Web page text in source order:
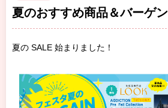
夏のおすすめ商品＆バーゲン
夏の SALE 始まりました！